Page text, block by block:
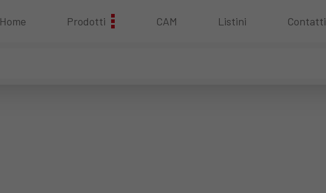
Home Prodotti CAM Listini Contatti